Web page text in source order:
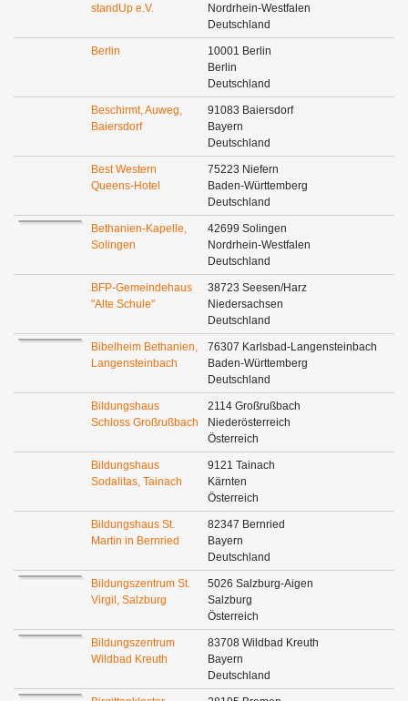
standUp e.V.
Nordrhein-Westfalen
Deutschland
Berlin
10001 Berlin
Berlin
Deutschland
Beschirmt, Auweg,
Baiersdorf
91083 Baiersdorf
Bayern
Deutschland
Best Western
Queens-Hotel
75223 Niefern
Baden-Württemberg
Deutschland
Bethanien-Kapelle,
Solingen
42699 Solingen
Nordrhein-Westfalen
Deutschland
BFP-Gemeindehaus
"Alte Schule"
38723 Seesen/Harz
Niedersachsen
Deutschland
Bibelheim Bethanien,
Langensteinbach
76307 Karlsbad-Langensteinbach
Baden-Württemberg
Deutschland
Bildungshaus
Schloss Großrußbach
2114 Großrußbach
Niederösterreich
Österreich
Bildungshaus
Sodalitas, Tainach
9121 Tainach
Kärnten
Österreich
Bildungshaus St.
Martin in Bernried
82347 Bernried
Bayern
Deutschland
Bildungszentrum St.
Virgil, Salzburg
5026 Salzburg-Aigen
Salzburg
Österreich
Bildungszentrum
Wildbad Kreuth
83708 Wildbad Kreuth
Bayern
Deutschland